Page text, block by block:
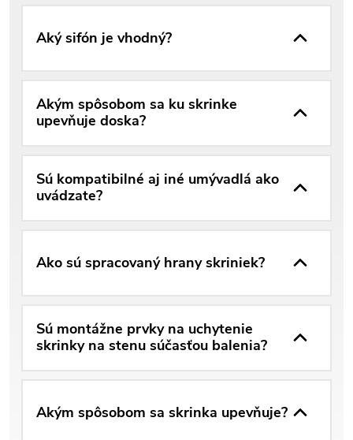
Aký sifón je vhodný?
Akým spôsobom sa ku skrinke
upevňuje doska?
Sú kompatibilné aj iné umývadlá ako
uvádzate?
Ako sú spracovaný hrany skriniek?
Sú montážne prvky na uchytenie
skrinky na stenu súčasťou balenia?
Akým spôsobom sa skrinka upevňuje?